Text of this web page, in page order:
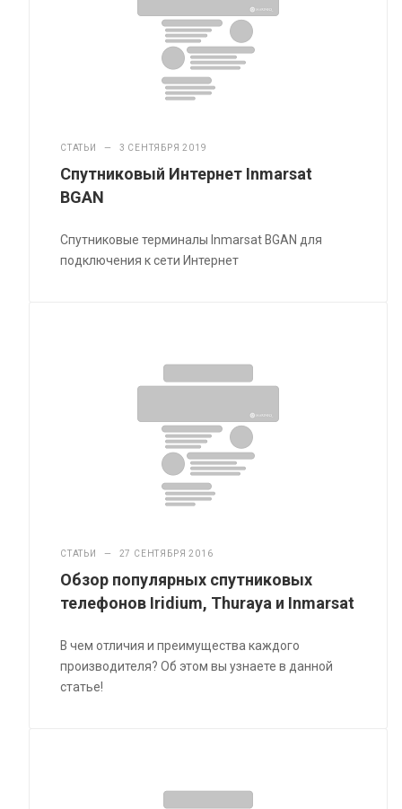
СТАТЬИ — 3 СЕНТЯБРЯ 2019
Спутниковый Интернет Inmarsat
BGAN
Спутниковые терминалы Inmarsat BGAN для
подключения к сети Интернет
СТАТЬИ — 27 СЕНТЯБРЯ 2016
Обзор популярных спутниковых
телефонов Iridium, Thuraya и Inmarsat
В чем отличия и преимущества каждого
производителя? Об этом вы узнаете в данной
статье!